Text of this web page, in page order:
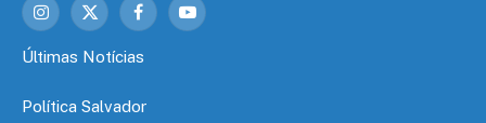
Instagram
X
FacebookYouTube
Últimas Notícias
Política Salvador